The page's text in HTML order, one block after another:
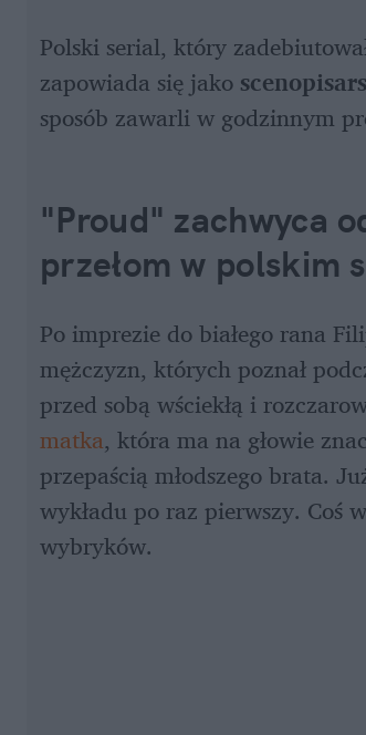
Polski serial, który
zapowiada się jako
sposób zawarli w godzinnym
"Proud" zachwyca
przełom w polskim
Po imprezie do białego rana
mężczyzn, których poznał
przed sobą wściekłą i
matka, która ma na głowie
przepaścią młodszego brata.
wykładu po raz pierwszy. Coś
wybryków.